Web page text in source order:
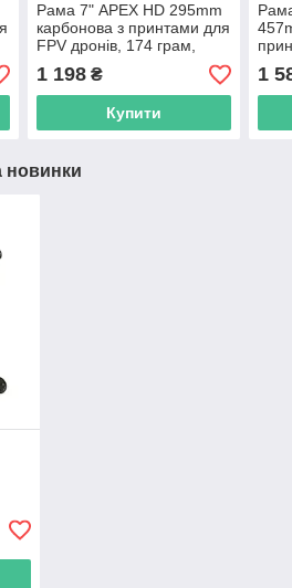
Рама 7" APEX HD 295mm
карбонова з принтами для
FPV дронів, 174 грам,
HSKRC
1 198₴
Купити
FPV
1
новинки